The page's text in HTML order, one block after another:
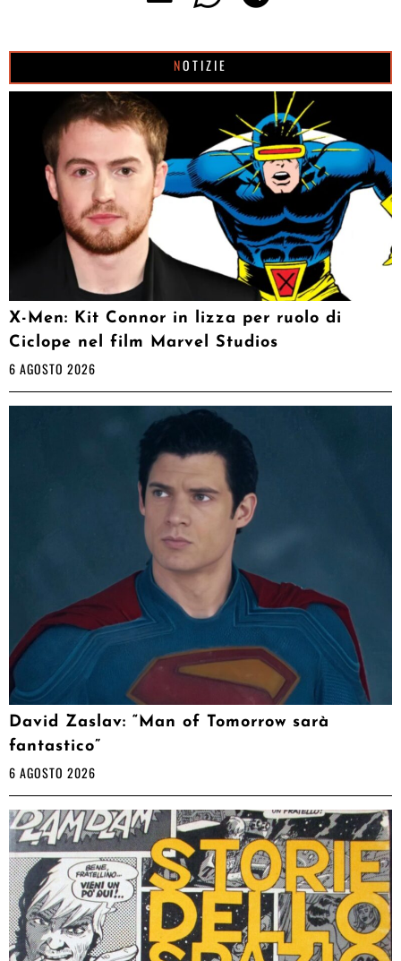
NOTIZIE
X-Men: Kit Connor in lizza per ruolo di
Ciclope nel film Marvel Studios
6 AGOSTO 2026
David Zaslav: “Man of Tomorrow sarà
fantastico”
6 AGOSTO 2026